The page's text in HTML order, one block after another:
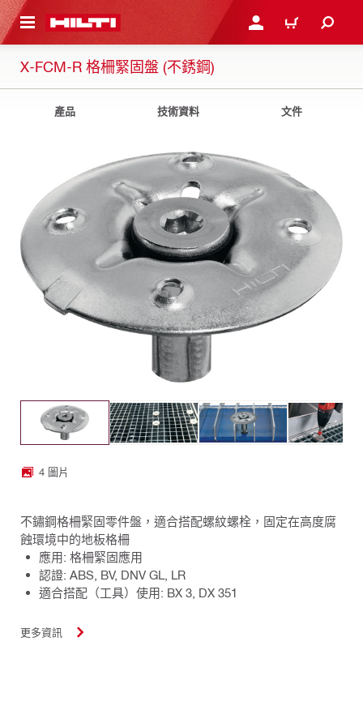
主要內容 登入或註冊購物車
X-FCM-R 格柵緊固盤 (不銹鋼)
產品 技術資料 文件
4 圖片
不鏽鋼格柵緊固零件盤，適合搭配螺紋螺栓，固定在高度腐
蝕環境中的地板格柵
應用: 格柵緊固應用
認證: ABS, BV, DNV GL, LR
適合搭配（工具）使用: BX 3, DX 351
更多資訊